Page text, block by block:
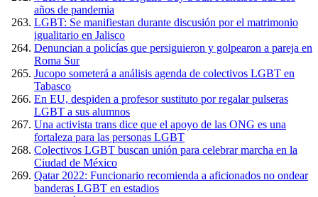
años de pandemia
LGBT: Se manifiestan durante discusión por el matrimonio
igualitario en Jalisco
Denuncian a policías que persiguieron y golpearon a pareja en
Roma Sur
Jucopo someterá a análisis agenda de colectivos LGBT en
Tabasco
En EU, despiden a profesor sustituto por regalar pulseras
LGBT a sus alumnos
Una activista trans dice que el apoyo de las ONG es una
fortaleza para las personas LGBT
Colectivos LGBT buscan unión para celebrar marcha en la
Ciudad de México
Qatar 2022: Funcionario recomienda a aficionados no ondear
banderas LGBT en estadios